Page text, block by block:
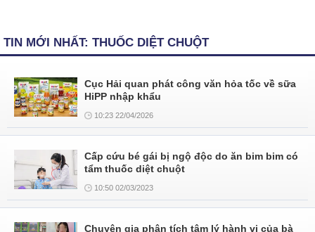
TIN MỚI NHẤT: THUỐC DIỆT CHUỘT
Cục Hải quan phát công văn hỏa tốc về sữa
HiPP nhập khẩu
10:23 22/04/2026
Cấp cứu bé gái bị ngộ độc do ăn bim bim có
tẩm thuốc diệt chuột
10:50 02/03/2023
Chuyên gia phân tích tâm lý hành vi của bà